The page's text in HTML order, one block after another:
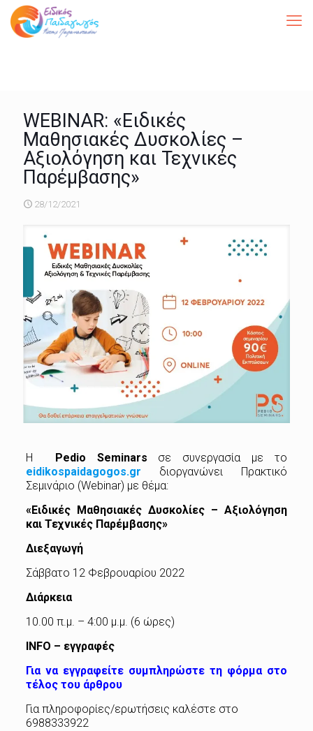
WEBINAR: «Ειδικές
Μαθησιακές Δυσκολίες –
Αξιολόγηση και Τεχνικές
Παρέμβασης»
28/12/2021
Η Pedio Seminars σε συνεργασία με το
eidikospaidagogos.gr διοργανώνει Πρακτικό
Σεμινάριο (Webinar) με θέμα:
«Ειδικές Μαθησιακές Δυσκολίες – Αξιολόγηση
και Τεχνικές Παρέμβασης»
Διεξαγωγή
Σάββατο 12 Φεβρουαρίου 2022
Διάρκεια
10.00 π.μ. – 4:00 μ.μ. (6 ώρες)
INFO – εγγραφές
Για να εγγραφείτε συμπληρώστε τη φόρμα στο
τέλος του άρθρου
Για πληροφορίες/ερωτήσεις καλέστε στο
6988333922